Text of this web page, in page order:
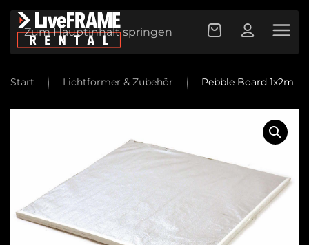
Zum Hauptinhalt springen
Start Lichtformer & Zubehör Pebble Board 1x2m